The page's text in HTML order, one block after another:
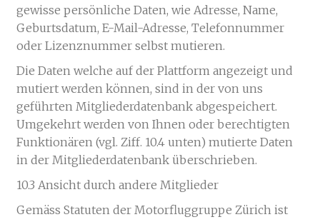
gewisse persönliche Daten, wie Adresse, Name,
Geburtsdatum, E-Mail-Adresse, Telefonnummer
oder Lizenznummer selbst mutieren.
Die Daten welche auf der Plattform angezeigt und
mutiert werden können, sind in der von uns
geführten Mitgliederdatenbank abgespeichert.
Umgekehrt werden von Ihnen oder berechtigten
Funktionären (vgl. Ziff. 10.4 unten) mutierte Daten
in der Mitgliederdatenbank überschrieben.
10.3 Ansicht durch andere Mitglieder
Gemäss Statuten der Motorfluggruppe Zürich ist